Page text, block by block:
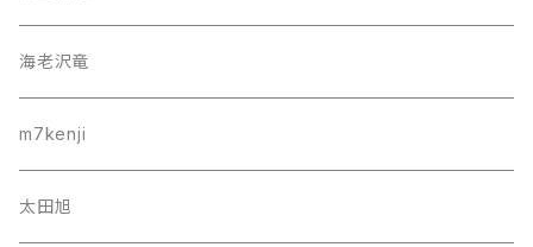
海老沢竜
m7kenji
太田旭